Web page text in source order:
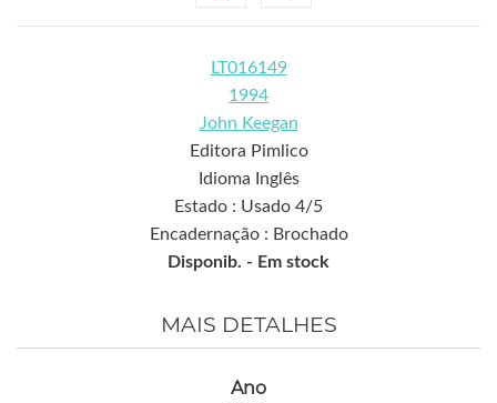
LT016149
1994
John Keegan
Editora Pimlico
Idioma Inglês
Estado : Usado 4/5
Encadernação : Brochado
Disponib. - Em stock
MAIS DETALHES
Ano